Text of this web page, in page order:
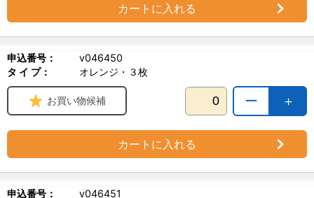
カートに入れる
申込番号：
v046450
タ イ プ：
オレンジ・３枚
＋
ー
お買い物候補
カートに入れる
申込番号： v046451